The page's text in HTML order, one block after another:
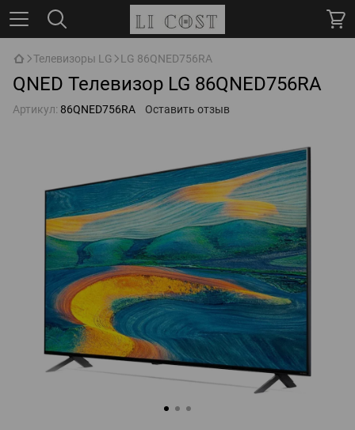
Телевизоры LG LG 86QNED756RA
QNED Телевизор LG 86QNED756RA
Артикул: 86QNED756RA Оставить отзыв